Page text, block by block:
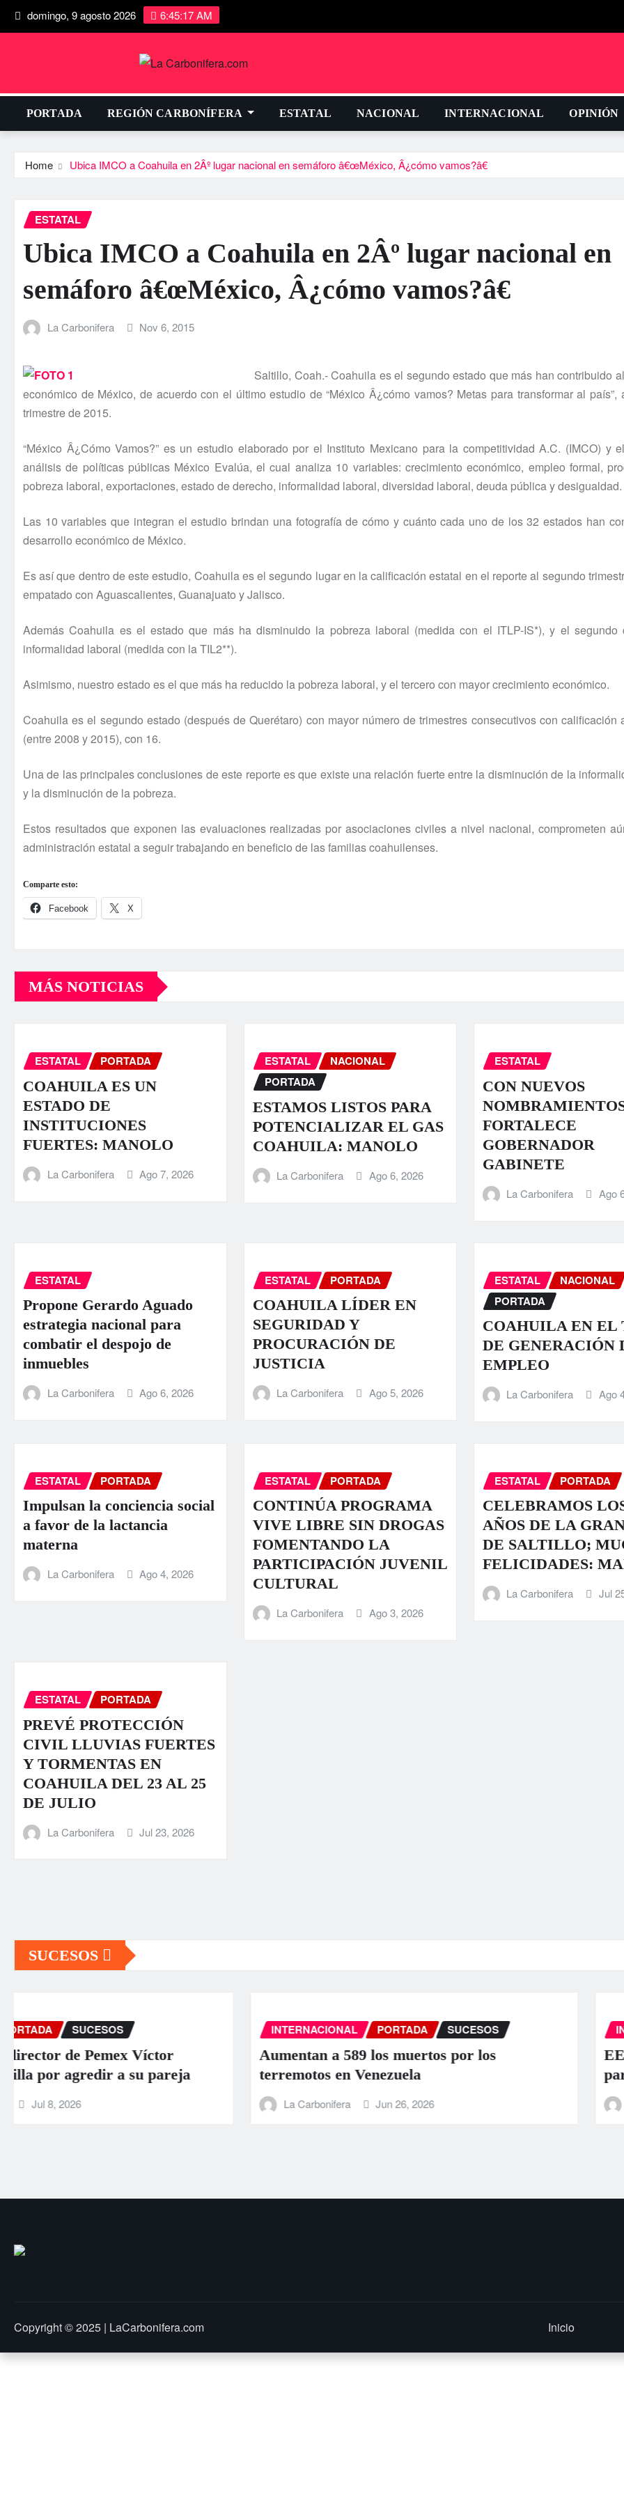
domingo, 9 agosto 2026 6:45:18 AM
PORTADA REGIÓN CARBONÍFERA ESTATAL NACIONAL INTERNACIONAL OPINIÓN
Home Ubica IMCO a Coahuila en 2Âº lugar nacional en semáforo â€œMéxico, Â¿cómo vamos?â€
ESTATAL
Ubica IMCO a Coahuila en 2Âº lugar nacional en
semáforo â€œMéxico, Â¿cómo vamos?â€
La Carbonifera Nov 6, 2015
Saltillo, Coah.- Coahuila es el segundo estado que más han contribuido
económico de México, de acuerdo con el último estudio de “México Â¿cómo vamos? Metas para transformar al paí­s”,
trimestre de 2015.
“México Â¿Cómo Vamos?” es un estudio elaborado por el Instituto Mexicano para la competitividad A.C. (IMCO) y
análisis de polí­ticas públicas México Evalúa, el cual analiza 10 variables: crecimiento económico, empleo formal,
pobreza laboral, exportaciones, estado de derecho, informalidad laboral, diversidad laboral, deuda pública y desigualdad.
Las 10 variables que integran el estudio brindan una fotografí­a de cómo y cuánto cada uno de los 32 estados han
desarrollo económico de México.
Es así­ que dentro de este estudio, Coahuila es el segundo lugar en la calificación estatal en el reporte al segundo
empatado con Aguascalientes, Guanajuato y Jalisco.
Además Coahuila es el estado que más ha disminuido la pobreza laboral (medida con el ITLP-IS*), y el segundo
informalidad laboral (medida con la TIL2**).
Asimismo, nuestro estado es el que más ha reducido la pobreza laboral, y el tercero con mayor crecimiento económico.
Coahuila es el segundo estado (después de Querétaro) con mayor número de trimestres consecutivos con calificación
(entre 2008 y 2015), con 16.
Una de las principales conclusiones de este reporte es que existe una relación fuerte entre la disminución de la
y la disminución de la pobreza.
Estos resultados que exponen las evaluaciones realizadas por asociaciones civiles a nivel nacional, comprometen
administración estatal a seguir trabajando en beneficio de las familias coahuilenses.
Comparte esto:
Facebook X
MÁS NOTICIAS
ESTATAL PORTADA
COAHUILA ES UN
ESTADO DE
INSTITUCIONES
FUERTES: MANOLO
La Carbonifera Ago 7, 2026
ESTATAL
NACIONAL
PORTADA
ESTAMOS LISTOS PARA
POTENCIALIZAR EL GAS
COAHUILA: MANOLO
La Carbonifera Ago 6, 2026
ESTATAL
CON NUEVOS
FORTALECE
GOBERNADOR
GABINETE
La Carbonifera Ago
ESTATAL
Propone Gerardo Aguado
estrategia nacional para
combatir el despojo de
inmuebles
La Carbonifera Ago 6, 2026
ESTATAL PORTADA
COAHUILA LÍDER EN
SEGURIDAD Y
PROCURACIÓN DE
JUSTICIA
La Carbonifera Ago 5, 2026
ESTATAL
NACIONAL
PORTADA
COAHUILA EN EL
DE GENERACIÓN
EMPLEO
La Carbonifera Ago
ESTATAL PORTADA
Impulsan la conciencia social
a favor de la lactancia
materna
La Carbonifera Ago 4, 2026
ESTATAL PORTADA
CONTINÚA PROGRAMA
VIVE LIBRE SIN DROGAS
FOMENTANDO LA
PARTICIPACIÓN JUVENIL
CULTURAL
La Carbonifera Ago 3, 2026
ESTATAL PORTADA
CELEBRAMOS
AÑOS DE LA
DE SALTILLO;
FELICIDADES:
La Carbonifera Jul
ESTATAL PORTADA
PREVÉ PROTECCIÓN
CIVIL LLUVIAS FUERTES
Y TORMENTAS EN
COAHUILA DEL 23 AL 25
DE JULIO
La Carbonifera Jul 23, 2026
SUCESOS
INTERNACIONAL SUCESOS
Aumentan a 589 los muertos por los
terremotos en Venezuela
La Carbonifera
INTERNACIONAL PORTADA SUCESOS
EEUU anuncia una ayuda de 130
para Venezuela tras el doble
La Carbonifera
Copyright © 2025 | LaCarbonifera.com Inicio